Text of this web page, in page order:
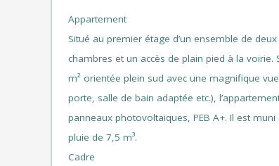
Appartement
Situé au premier étage d’un ensemble de
chambres et un accès de plain pied à la
m² orientée plein sud avec une magnifique
porte, salle de bain adaptée etc.),
panneaux photovoltaïques, PEB A+. Il est muni
pluie de 7,5 m³.
Cadre